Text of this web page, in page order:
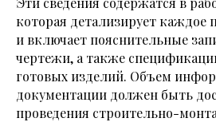
которая детализирует каждое
и включает пояснительные
чертежи, а также
готовых изделий. Объем
документации должен быть
проведения строительно-